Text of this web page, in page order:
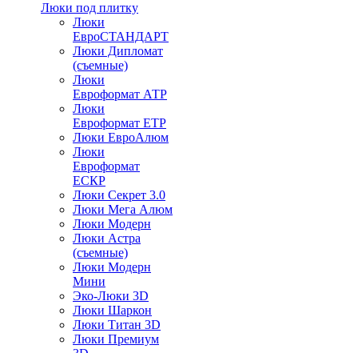
Люки под плитку
Люки
ЕвроСТАНДАРТ
Люки Дипломат
(съемные)
Люки
Евроформат АТР
Люки
Евроформат ЕТР
Люки ЕвроАлюм
Люки
Евроформат
ЕСКР
Люки Секрет 3.0
Люки Мега Алюм
Люки Модерн
Люки Астра
(съемные)
Люки Модерн
Мини
Эко-Люки 3D
Люки Шаркон
Люки Титан 3D
Люки Премиум